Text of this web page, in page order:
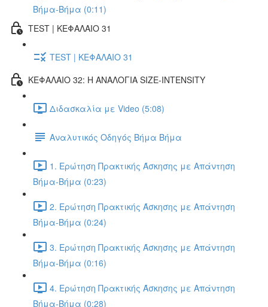
Βήμα-Βήμα (0:11)
TEST | ΚΕΦΑΛΑΙΟ 31
TEST | ΚΕΦΑΛΑΙΟ 31
ΚΕΦΑΛΑΙΟ 32: Η ΑΝΑΛΟΓΙΑ SIZE-INTENSITY
Διδασκαλία με Video (5:08)
Αναλυτικός Οδηγός Βήμα Βήμα
1. Ερώτηση Πρακτικής Άσκησης με Απάντηση
Βήμα-Βήμα (0:23)
2. Ερώτηση Πρακτικής Άσκησης με Απάντηση
Βήμα-Βήμα (0:24)
3. Ερώτηση Πρακτικής Άσκησης με Απάντηση
Βήμα-Βήμα (0:16)
4. Ερώτηση Πρακτικής Άσκησης με Απάντηση
Βήμα-Βήμα (0:28)